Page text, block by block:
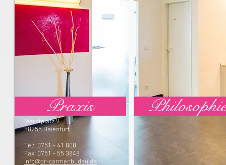
Praxis
Adresse
Marktplatz 9
88255Baienfurt
Tel: 0751 - 41 800
Fax: 0751 - 55 3848
info@dr-carmenbudau.de